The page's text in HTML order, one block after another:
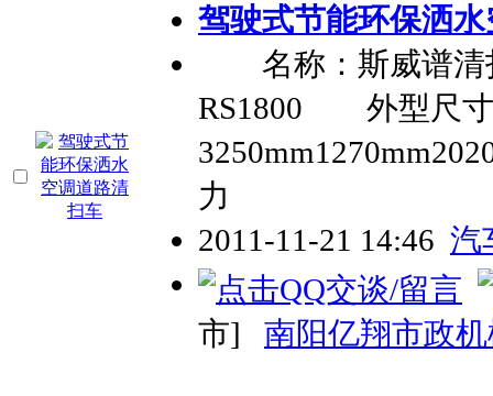
驾驶式节能环保洒
名称：斯威谱
RS1800 外型尺寸
力
2011-11-21 14:46 汽
市] 南阳亿翔市政